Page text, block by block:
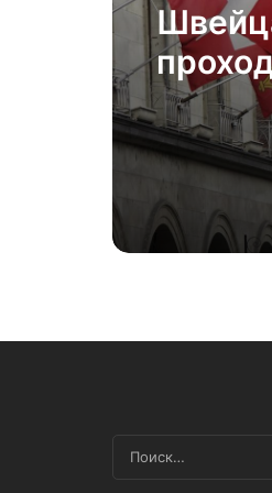
марта